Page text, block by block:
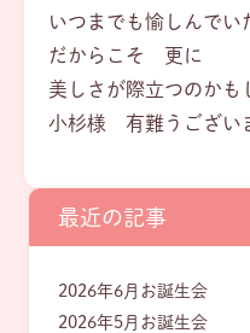
いつまでも愉しんでい
だからこそ 更に
美しさが際立つのかも
小杉様 有難うござい
最近の記事
2026年6月お誕生会
2026年5月お誕生会